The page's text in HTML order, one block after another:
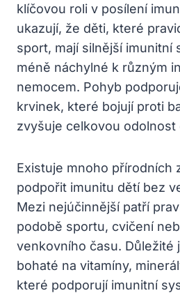
klíčovou roli v posílení
ukazují, že děti, které
sport, mají silnější imunitní
méně náchylné k různým
nemocem. Pohyb
krvinek, které bojují proti
zvyšuje celkovou odolnost
Existuje mnoho přírodních
podpořit imunitu dětí bez
Mezi nejúčinnější patří
podobě sportu, cvičení
venkovního času. Důležité
bohaté na vitamíny,
které podporují imunitní